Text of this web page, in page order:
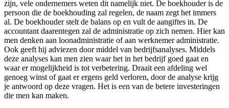
zijn, vele ondernemers weten dit namelijk niet. De boekhouder is de
persoon die de boekhouding zal regelen, de naam zegt het immers
al. De boekhouder stelt de balans op en vult de aangiftes in. De
accountant daarentegen zal de administratie op zich nemen. Hier kan
men denken aan loonadministratie of aan werknemer administratie.
Ook geeft hij adviezen door middel van bedrijfsanalyses. Middels
deze analyses kan men zien waar het in het bedrijf goed gaat en
waar er mogelijkheid is tot verbetering. Draait een afdeling wel
genoeg winst of gaat er ergens geld verloren, door de analyse krijg
je antwoord op deze vragen. Het is een van de betere investeringen
die men kan maken.